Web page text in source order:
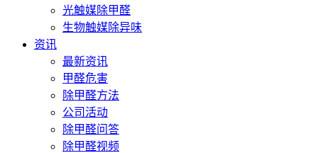
光触媒除甲醛
生物触媒除异味
资讯
最新资讯
甲醛危害
除甲醛方法
公司活动
除甲醛问答
除甲醛视频